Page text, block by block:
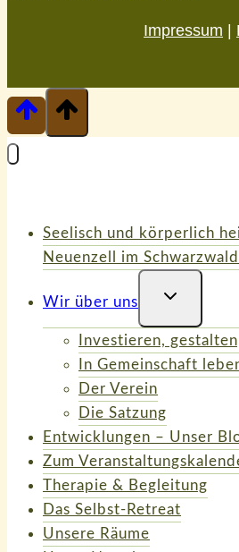
Impressum |
Seelisch und körperlich
Neuenzell im Schwarzwald
Wir über uns
Untermenü
Investieren,
In Gemeinschaft
Der Verein
Die Satzung
Entwicklungen – Unser
Zum
Therapie & Begleitung
Das Selbst-Retreat
Unsere Räume